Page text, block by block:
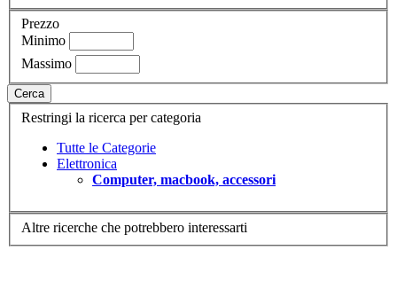
Prezzo
Minimo
Massimo
Cerca
Restringi la ricerca per categoria
Tutte le Categorie
Elettronica
Computer, macbook, accessori
Altre ricerche che potrebbero interessarti